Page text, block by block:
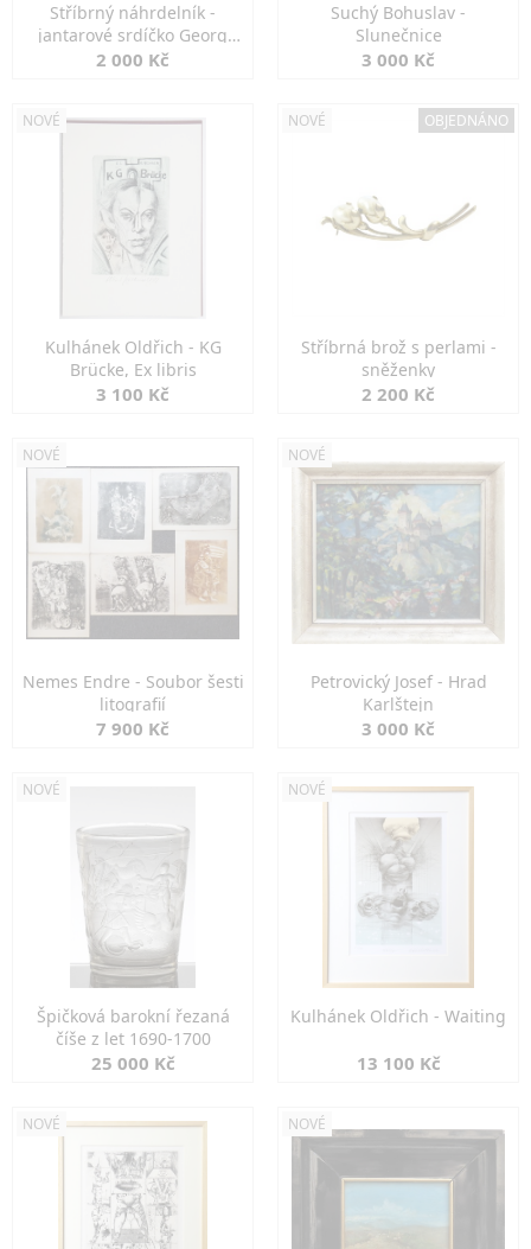
Stříbrný náhrdelník -
jantarové srdíčko Georg
Kramer
2 000 Kč
Suchý Bohuslav -
Slunečnice
3 000 Kč
NOVÉ
Kulhánek Oldřich - KG
Brücke, Ex libris
3 100 Kč
NOVÉ OBJEDNÁNO
Stříbrná brož s perlami -
sněženky
2 200 Kč
NOVÉ
Nemes Endre - Soubor šesti
litografií
7 900 Kč
NOVÉ
Petrovický Josef - Hrad
Karlštejn
3 000 Kč
NOVÉ
Špičková barokní řezaná
číše z let 1690-1700
25 000 Kč
NOVÉ
Kulhánek Oldřich - Waiting
13 100 Kč
NOVÉ NOVÉ